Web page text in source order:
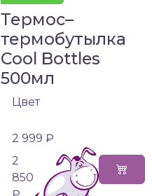
Термос–
термобутылка
Cool Bottles
500мл
Цвет
2 999 ₽
2
850